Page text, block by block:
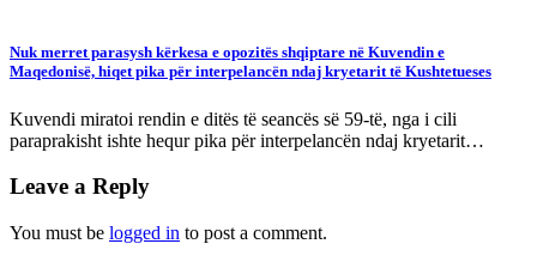
Nuk merret parasysh kërkesa e opozitës shqiptare në Kuvendin e
Maqedonisë, hiqet pika për interpelancën ndaj kryetarit të Kushtetueses
Kuvendi miratoi rendin e ditës të seancës së 59-të, nga i cili
paraprakisht ishte hequr pika për interpelancën ndaj kryetarit…
Leave a Reply
You must be logged in to post a comment.